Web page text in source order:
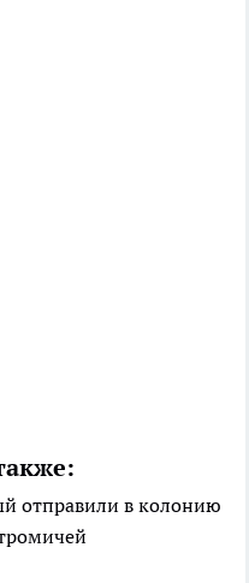
отправили в колонию